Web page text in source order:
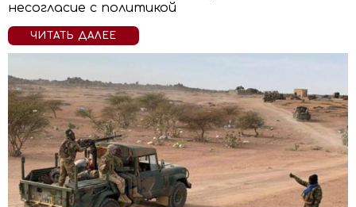
несогласие с политикой
ЧИТАТЬ ДАЛЕЕ